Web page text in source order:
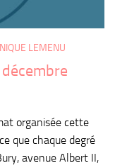
LEMENU
décembre
organisée cette
que chaque degré
avenue Albert II,